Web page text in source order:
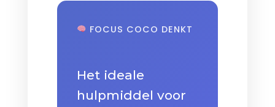
FOCUS COCO DENKT
Het ideale
hulpmiddel voor